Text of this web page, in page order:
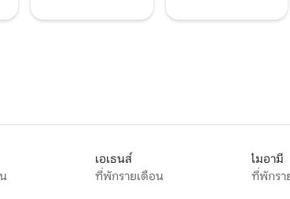
เอเธนส์
ที่พักรายเดือน
ไมอามี
ที่พักรา